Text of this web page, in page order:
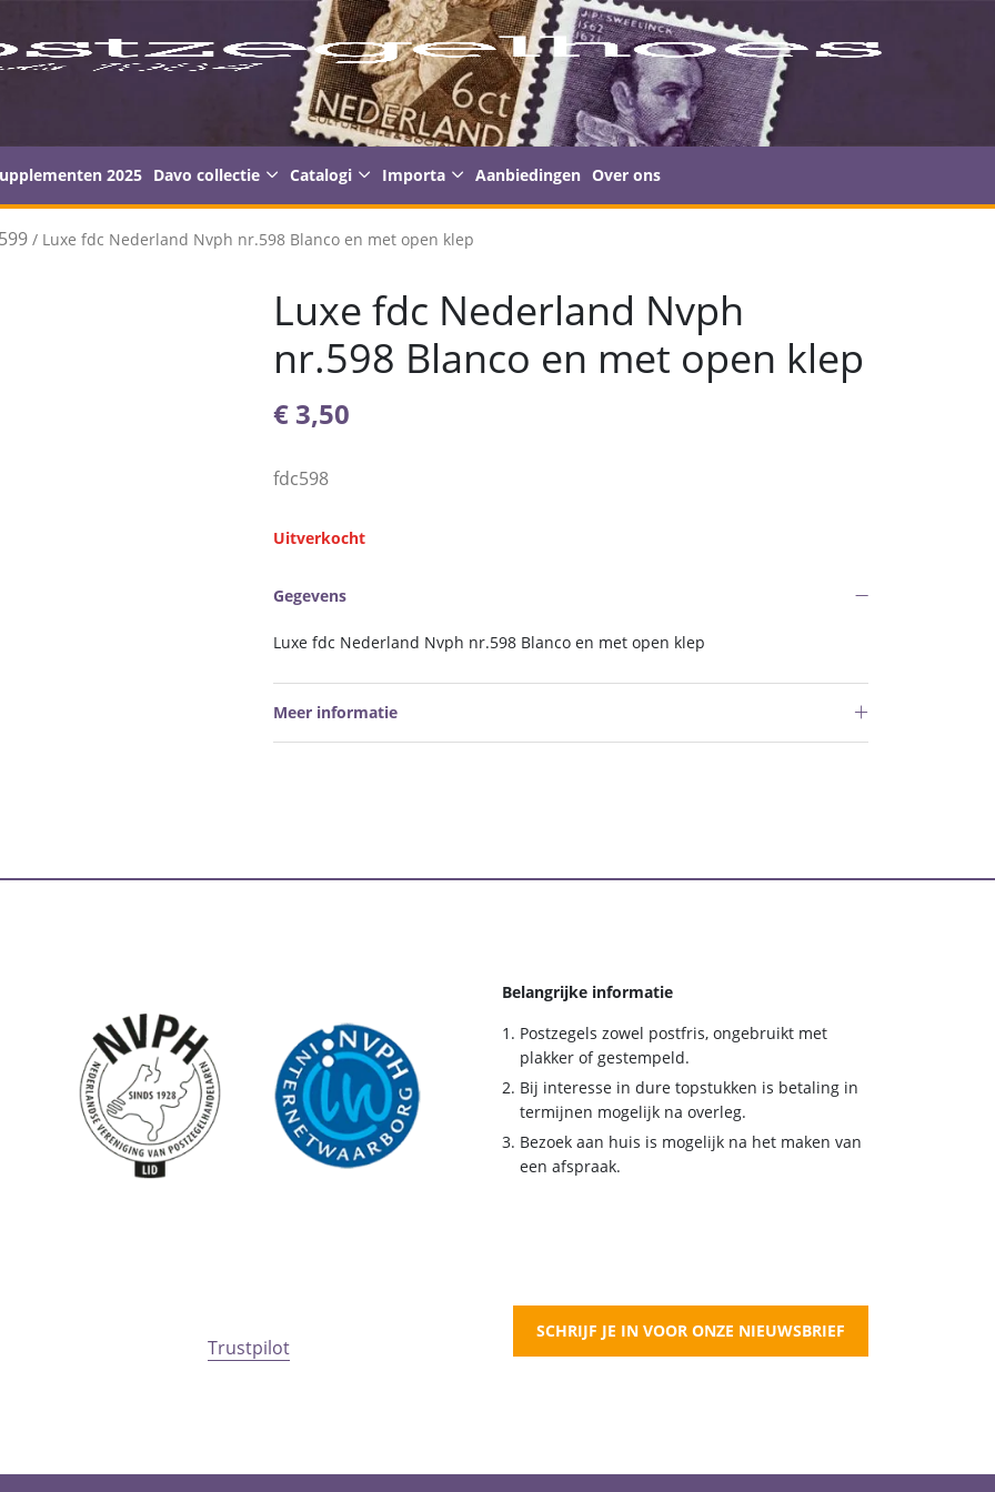
2025 Davo collectie Catalogi Importa Aanbiedingen Over ons
/ Luxe fdc Nederland Nvph nr.598 Blanco en met open klep
Luxe fdc Nederland Nvph
nr.598 Blanco en met open klep
€ 3,50
fdc598
Uitverkocht
Gegevens
Luxe fdc Nederland Nvph nr.598 Blanco en met open klep
Meer informatie
Belangrijke informatie
Postzegels zowel postfris, ongebruikt met
plakker of gestempeld.
Bij interesse in dure topstukken is betaling in
termijnen mogelijk na overleg.
Bezoek aan huis is mogelijk na het maken van
een afspraak.
Trustpilot
SCHRIJF JE IN VOOR ONZE NIEUWSBRIEF